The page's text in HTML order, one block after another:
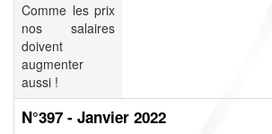
Comme les prix
nos salaires
doivent
augmenter
aussi !
N°397 - Janvier 2022